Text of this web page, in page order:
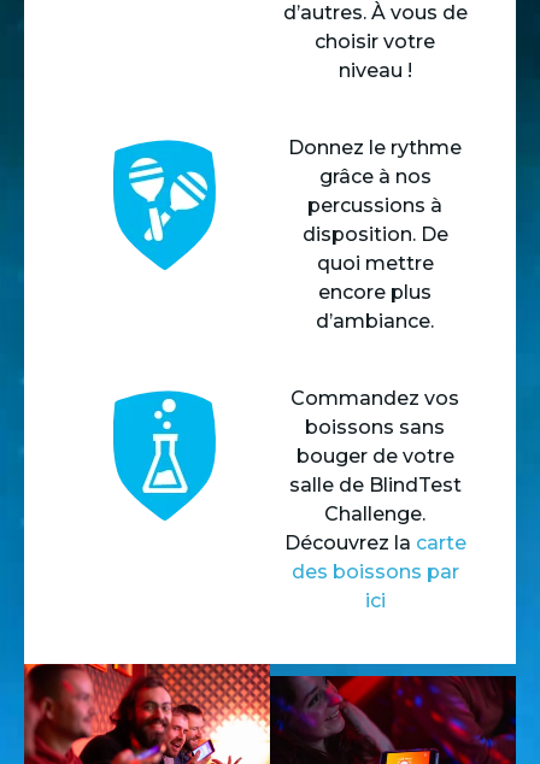
d’autres. À vous de
choisir votre
niveau !
Donnez le rythme
grâce à nos
percussions à
disposition. De
quoi mettre
encore plus
d’ambiance.
Commandez vos
boissons sans
bouger de votre
salle de BlindTest
Challenge.
Découvrez la carte
des boissons par
ici